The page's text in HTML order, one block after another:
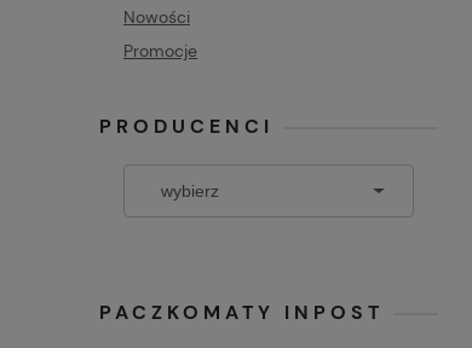
Nowości
Promocje
PRODUCENCI
PACZKOMATY INPOST